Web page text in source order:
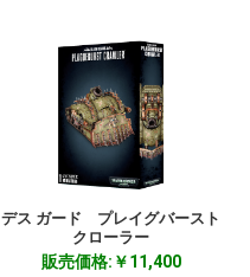
デス ガード プレイグバースト
クローラー
販売価格:￥11,400